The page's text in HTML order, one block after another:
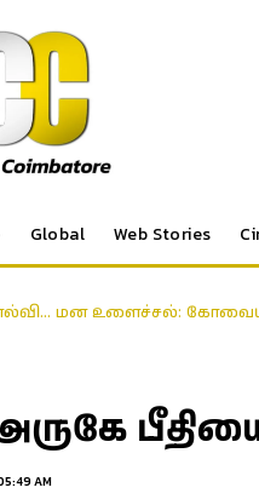
Global Web Stories
மன உளைச்சல்:
பீதியை
AM